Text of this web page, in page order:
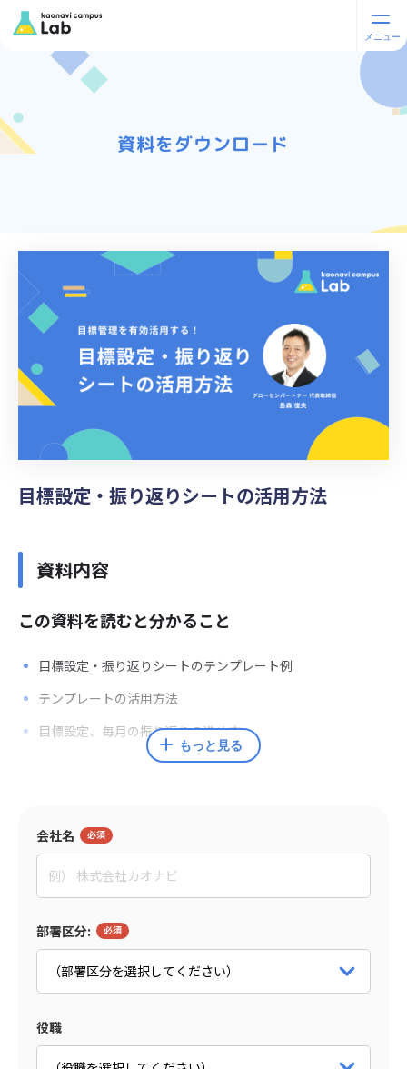
資料をダウンロード
目標設定・振り返りシートの活用方法
資料内容
この資料を読むと分かること
目標設定・振り返りシートのテンプレート例
テンプレートの活用方法
目標設定、毎月の振り返りの進め方
島森 俊央
グローセンパートナー
もっと見る
会社名
部署区分:
役職